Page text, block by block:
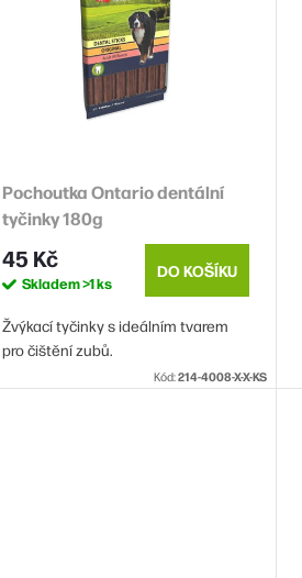
Pochoutka Ontario dentální
tyčinky 180g
45 Kč
Skladem>1 ks
DO KOŠÍKU
Žvýkací tyčinky s ideálním tvarem
pro čištění zubů.
Kód:214-4008-X-X-KS